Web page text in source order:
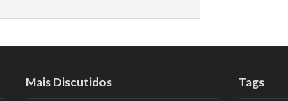
Mais Discutidos Tags